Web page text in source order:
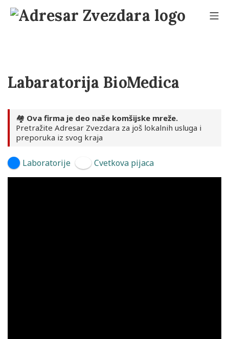
Labaratorija BioMedica
🏘️ Ova firma je deo naše komšijske mreže.
Pretražite Adresar Zvezdara za još lokalnih usluga i
preporuka iz svog kraja
Laboratorije Cvetkova pijaca